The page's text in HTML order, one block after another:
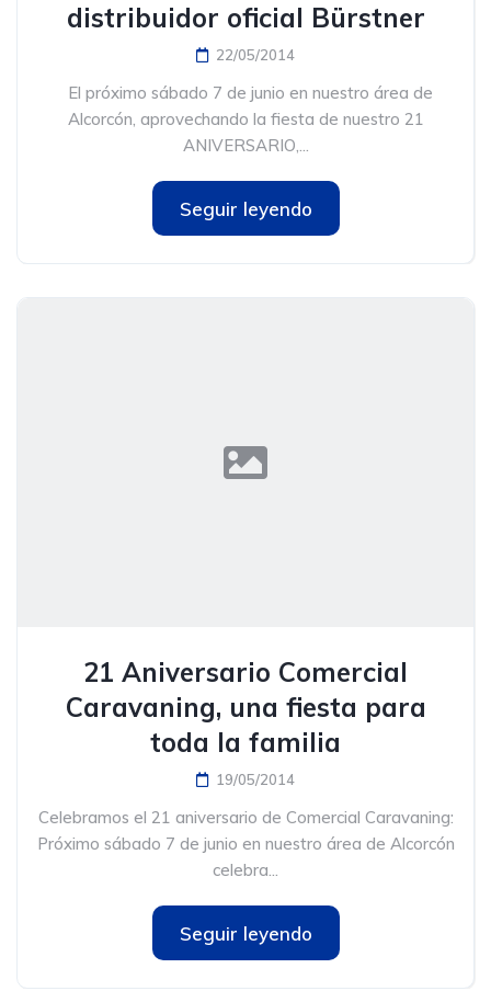
distribuidor oficial Bürstner
22/05/2014
El próximo sábado 7 de junio en nuestro área de
Alcorcón, aprovechando la fiesta de nuestro 21
ANIVERSARIO,...
Seguir leyendo
21 Aniversario Comercial
Caravaning, una fiesta para
toda la familia
19/05/2014
Celebramos el 21 aniversario de Comercial Caravaning:
Próximo sábado 7 de junio en nuestro área de Alcorcón
celebra...
Seguir leyendo